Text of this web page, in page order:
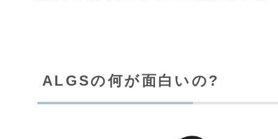
ALGSの何が面白いの?